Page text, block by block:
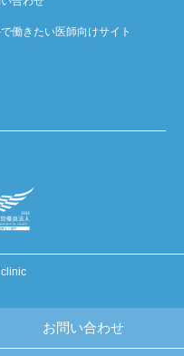
お問い合わせ
働きたい医師向けサイト